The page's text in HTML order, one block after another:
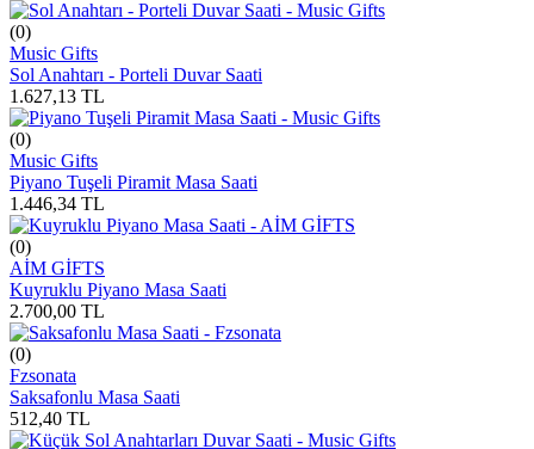
(0)
Music Gifts
Sol Anahtarı - Porteli Duvar Saati
1.627,13 TL
(0)
Music Gifts
Piyano Tuşeli Piramit Masa Saati
1.446,34 TL
(0)
AİM GİFTS
Kuyruklu Piyano Masa Saati
2.700,00 TL
(0)
Fzsonata
Saksafonlu Masa Saati
512,40 TL